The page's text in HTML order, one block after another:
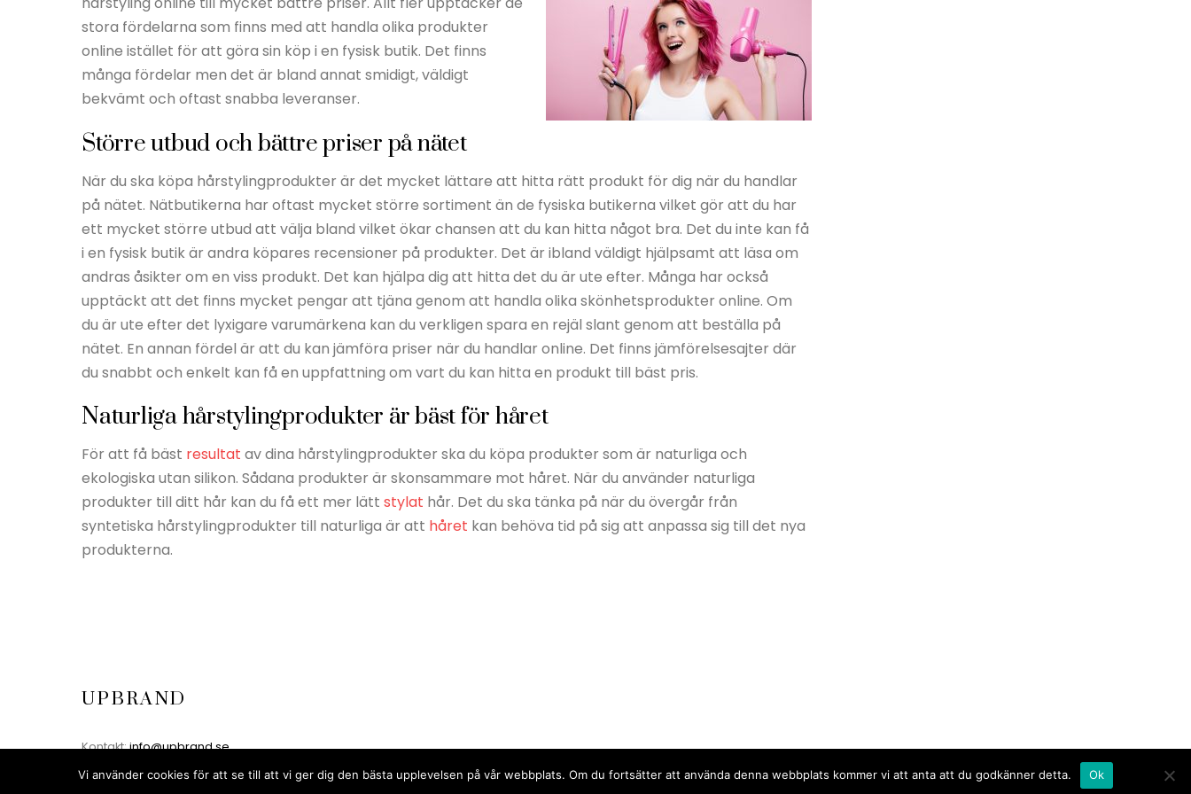
stora fördelarna som finns med att handla olika produkter
online istället för att göra sin köp i en fysisk butik. Det finns
många fördelar men det är bland annat smidigt, väldigt
bekvämt och oftast snabba leveranser.
Större utbud och bättre priser på nätet
När du ska köpa hårstylingprodukter är det mycket lättare att hitta rätt produkt för dig när du handlar
på nätet. Nätbutikerna har oftast mycket större sortiment än de fysiska butikerna vilket gör att du har
ett mycket större utbud att välja bland vilket ökar chansen att du kan hitta något bra. Det du inte kan få
i en fysisk butik är andra köpares recensioner på produkter. Det är ibland väldigt hjälpsamt att läsa om
andras åsikter om en viss produkt. Det kan hjälpa dig att hitta det du är ute efter. Många har också
upptäckt att det finns mycket pengar att tjäna genom att handla olika skönhetsprodukter online. Om
du är ute efter det lyxigare varumärkena kan du verkligen spara en rejäl slant genom att beställa på
nätet. En annan fördel är att du kan jämföra priser när du handlar online. Det finns jämförelsesajter där
du snabbt och enkelt kan få en uppfattning om vart du kan hitta en produkt till bäst pris.
Naturliga hårstylingprodukter är bäst för håret
För att få bäst resultat av dina hårstylingprodukter ska du köpa produkter som är naturliga och
ekologiska utan silikon. Sådana produkter är skonsammare mot håret. När du använder naturliga
produkter till ditt hår kan du få ett mer lätt stylat hår. Det du ska tänka på när du övergår från
syntetiska hårstylingprodukter till naturliga är att håret kan behöva tid på sig att anpassa sig till det nya
produkterna.
UPBRAND
Kontakt:info@upbrand.se
Vi använder cookies för att se till att vi ger dig den bästa upplevelsen på vår webbplats. Om du fortsätter att använda denna webbplats kommer vi att anta att du godkänner detta. Ok